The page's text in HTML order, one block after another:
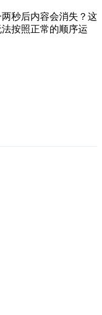
秒后内容会消失？这
按照正常的顺序运